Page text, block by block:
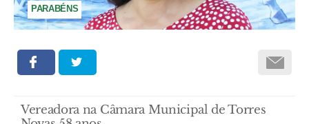
PARABÉNS
Vereadora na Câmara Municipal de Torres